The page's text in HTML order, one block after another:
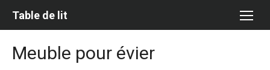
Table de lit
Meuble pour évier